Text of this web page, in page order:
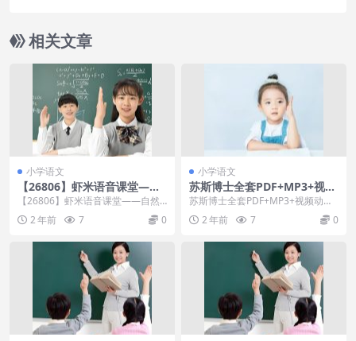
相关文章
小学语文
【26806】虾米语音课堂——
自然拼读2级（小低年级必
【26806】虾米语音课堂——自然
拼读2级（小低年级必学）【10讲
杨雅静】 虾...
2 年前 7 0
小学语文
苏斯博士全套PDF+MP3+视频
动画
苏斯博士全套PDF+MP3+视频动画
[百度云网盘] 苏斯博士经典绘本
（全15册）...
2 年前 7 0